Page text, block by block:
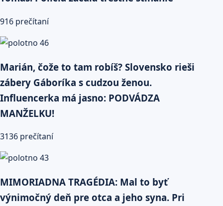
916 prečítaní
Marián, čože to tam robíš? Slovensko rieši
zábery Gáboríka s cudzou ženou.
Influencerka má jasno: PODVÁDZA
MANŽELKU!
3136 prečítaní
MIMORIADNA TRAGÉDIA: Mal to byť
výnimočný deň pre otca a jeho syna. Pri